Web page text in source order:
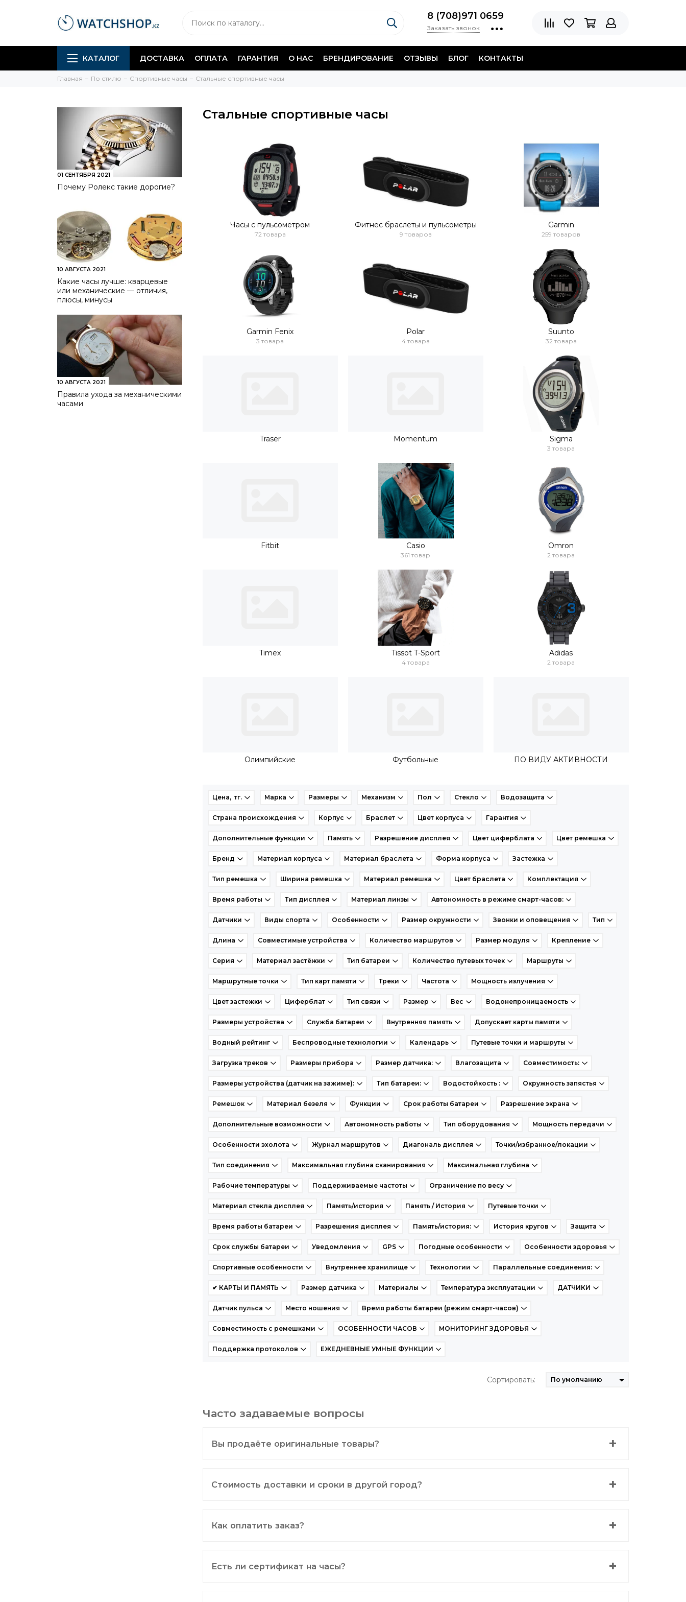
8 (708)971 0659
Заказать звонок
КАТАЛОГ ДОСТАВКА ОПЛАТА ГАРАНТИЯ О НАС БРЕНДИРОВАНИЕ ОТЗЫВЫ БЛОГ КОНТАКТЫ
Главная По стилю Спортивные часы Стальные спортивные часы
01 СЕНТЯБРЯ 2021
Почему Ролекс такие дорогие?
10 АВГУСТА 2021
Какие часы лучше: кварцевые
или механические — отличия,
плюсы, минусы
10 АВГУСТА 2021
Правила ухода за механическими
часами
Стальные спортивные часы
Часы с пульсометром
72 товара
Фитнес браслеты и пульсометры
9 товаров
Garmin
259 товаров
Garmin Fenix
3 товара
Polar
4 товара
Suunto
32 товара
Traser Momentum Sigma
3 товара
Fitbit Casio
361 товар
Omron
2 товара
Timex Tissot T-Sport
4 товара
Adidas
2 товара
Олимпийские Футбольные ПО ВИДУ АКТИВНОСТИ
Цена, тг. Марка Размеры Механизм Пол Стекло Водозащита
Страна происхождения Корпус Браслет Цвет корпуса Гарантия
Дополнительные функции Память Разрешение дисплея Цвет циферблата Цвет ремешка
Бренд Материал корпуса Материал браслета Форма корпуса Застежка
Тип ремешка Ширина ремешка Материал ремешка Цвет браслета Комплектация
Время работы Тип дисплея Материал линзы Автономность в режиме смарт-часов:
Датчики Виды спорта Особенности Размер окружности Звонки и оповещения Тип
Длина Совместимые устройства Количество маршрутов Размер модуля Крепление
Серия Материал застёжки Тип батареи Количество путевых точек Маршруты
Маршрутные точки Тип карт памяти Треки Частота Мощность излучения
Цвет застежки Циферблат Тип связи Размер Вес Водонепроницаемость
Размеры устройства Служба батареи Внутренняя память Допускает карты памяти
Водный рейтинг Беспроводные технологии Календарь Путевые точки и маршруты
Загрузка треков Размеры прибора Размер датчика: Влагозащита Совместимость:
Размеры устройства (датчик на зажиме): Тип батареи: Водостойкость : Окружность запястья
Ремешок Материал безеля Функции Срок работы батареи Разрешение экрана
Дополнительные возможности Автономность работы Тип оборудования Мощность передачи
Особенности эхолота Журнал маршрутов Диагональ дисплея Точки/избранное/локации
Тип соединения Максимальная глубина сканирования Максимальная глубина
Рабочие температуры Поддерживаемые частоты Ограничение по весу
Материал стекла дисплея Память/история Память / История Путевые точки
Время работы батареи Разрешения дисплея Память/история: История кругов Защита
Срок службы батареи Уведомления GPS Погодные особенности Особенности здоровья
Спортивные особенности Внутреннее хранилище Технологии Параллельные соединения:
✔ КАРТЫ И ПАМЯТЬ Размер датчика Материалы Температура эксплуатации ДАТЧИКИ
Датчик пульса Место ношения Время работы батареи (режим смарт-часов)
Совместимость с ремешками ОСОБЕННОСТИ ЧАСОВ МОНИТОРИНГ ЗДОРОВЬЯ
Поддержка протоколов ЕЖЕДНЕВНЫЕ УМНЫЕ ФУНКЦИИ
Сортировать:
Часто задаваемые вопросы
Вы продаёте оригинальные товары?
Стоимость доставки и сроки в другой город?
Как оплатить заказ?
Есть ли сертификат на часы?